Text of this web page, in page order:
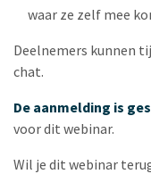
waar ze zelf mee
Deelnemers kunnen
chat.
De aanmelding is
voor dit webinar.
Wil je dit webinar